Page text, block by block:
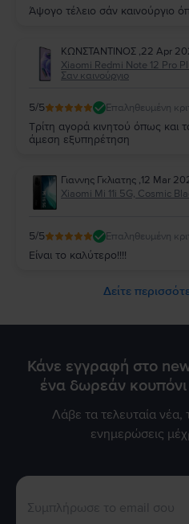
Άψογο τέλειο σάν καινούργιο
ΚΩΝΣΤΑΝΤΙΝΟΣ ,22 Apr
Xiaomi Redmi Note 12 Pro
Σαν καινούργιο
5/5 Επαληθευμένη
Τρίτη αγορά κινητού όπως και
άμεση εξυπηρέτηση
Γιαννης Γκλιατης ,12 Mar
Xiaomi Mi 11i 5G, Cosmic
5/5 Επαληθευμένη
Είναι το καλύτερο!!!!
Δείτε
Κάνε εγγραφή στο
ένα δωρεάν
Λάβε τα τελευταία νέα,
ενημερώσεις